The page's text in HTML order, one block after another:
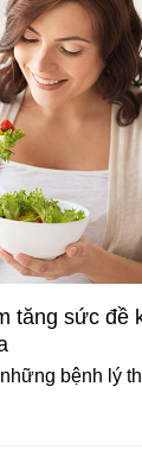
tăng sức đề
bệnh lý